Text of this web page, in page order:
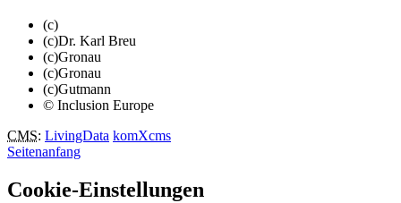
(c)
(c)Dr. Karl Breu
(c)Gronau
(c)Gronau
(c)Gutmann
© Inclusion Europe
CMS: LivingData komXcms
Seitenanfang
Cookie-Einstellungen